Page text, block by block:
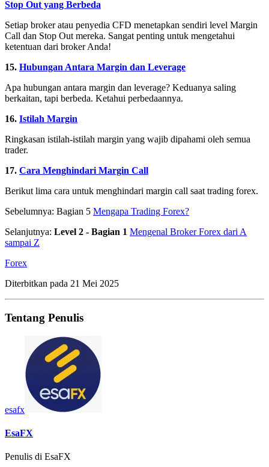
Stop Out yang Berbeda
Setiap broker atau penyedia CFD menetapkan sendiri level Margin
Call dan Stop Out mereka. Sangat penting untuk mengetahui
ketentuan dari broker Anda!
15. Hubungan Antara Margin dan Leverage
Apa hubungan antara margin dan leverage? Keduanya saling
berkaitan, tapi berbeda. Ketahui perbedaannya.
16. Istilah Margin
Ringkasan istilah-istilah margin yang wajib dipahami oleh semua
trader.
17. Cara Menghindari Margin Call
Berikut lima cara untuk menghindari margin call saat trading forex.
Sebelumnya: Bagian 5 Mengapa Trading Forex?
Selanjutnya: Level 2 - Bagian 1 Mengenal Broker Forex dari A
sampai Z
Forex
Diterbitkan pada 21 Mei 2025
Tentang Penulis
esafx
EsaFX
Penulis di EsaFX